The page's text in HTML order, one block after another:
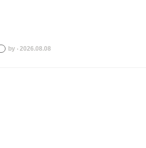
by ‧ 2026.08.08